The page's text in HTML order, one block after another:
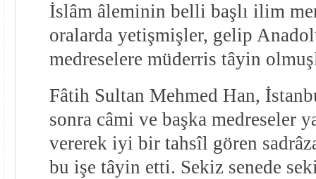
İslâm âleminin belli başlı ilim
oralarda yetişmişler, gelip
medreselere müderris tâyin
Fâtih Sultan Mehmed Han,
sonra câmi ve başka medreseler
vererek iyi bir tahsîl gören
bu işe tâyin etti. Sekiz senede